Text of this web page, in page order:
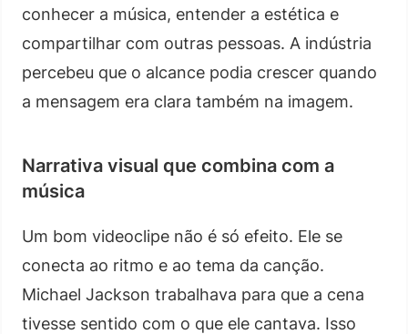
conhecer a música, entender a estética e
compartilhar com outras pessoas. A indústria
percebeu que o alcance podia crescer quando
a mensagem era clara também na imagem.
Narrativa visual que combina com a
música
Um bom videoclipe não é só efeito. Ele se
conecta ao ritmo e ao tema da canção.
Michael Jackson trabalhava para que a cena
tivesse sentido com o que ele cantava. Isso